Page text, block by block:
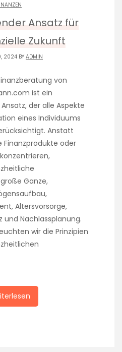
Ansatz für
Zukunft
2024 BYADMIN
von
ist ein
der alle Aspekte
eines Individuums
Anstatt
Finanzprodukte oder
Ganze,
Altersvorsorge,
und Nachlassplanung.
wir die Prinzipien